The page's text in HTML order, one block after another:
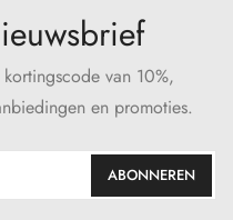
van 10%,
en promoties.